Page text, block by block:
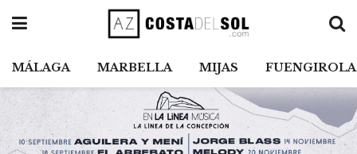
MÁLAGA MARBELLA MIJAS FUENGIROLA